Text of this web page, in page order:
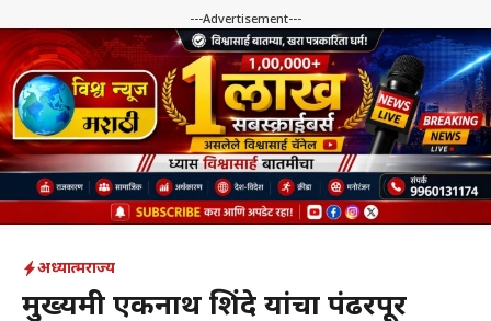
---Advertisement---
अध्यात्मराज्य
मुख्यमंत्री एकनाथ शिंदे यांचा पंढरपूर